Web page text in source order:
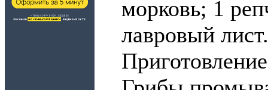
морковь; 1
лавровый лист.